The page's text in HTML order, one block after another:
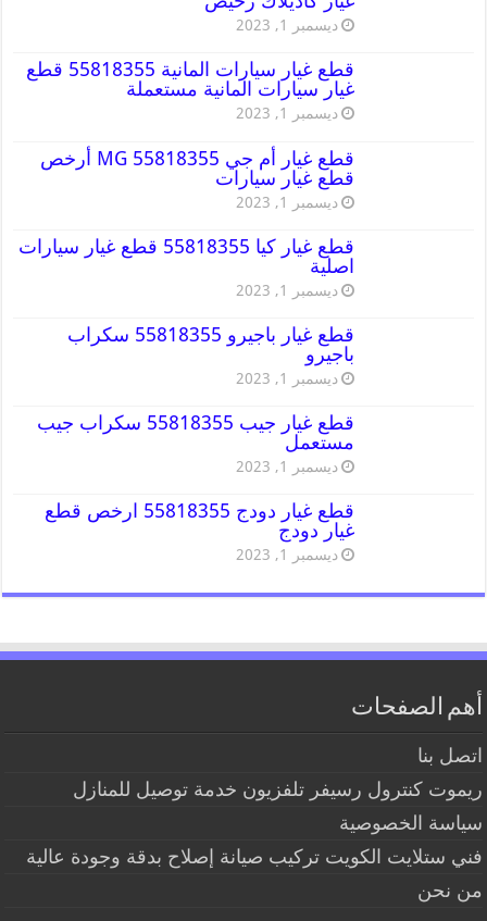
ديسمبر 1, 2023
قطع غيار سيارات المانية 55818355 قطع
غيار سيارات المانية مستعملة
ديسمبر 1, 2023
قطع غيار أم جي MG 55818355 أرخص
قطع غيار سيارات
ديسمبر 1, 2023
قطع غيار كيا 55818355 قطع غيار سيارات
اصلية
ديسمبر 1, 2023
قطع غيار باجيرو 55818355 سكراب
باجيرو
ديسمبر 1, 2023
قطع غيار جيب 55818355 سكراب جيب
مستعمل
ديسمبر 1, 2023
قطع غيار دودج 55818355 ارخص قطع
غيار دودج
ديسمبر 1, 2023
أهم الصفحات
اتصل بنا
ريموت كنترول رسيفر تلفزيون خدمة توصيل للمنازل
سياسة الخصوصية
فني ستلايت الكويت تركيب صيانة إصلاح بدقة وجودة عالية
من نحن